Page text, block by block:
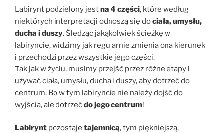
Labirynt podzielony jestna 4 części, które według
niektórych interpretacji odnoszą się dociała, umysłu,
ducha i duszy. Śledząc jakąkolwiek ścieżkę w
labiryncie, widzimy jak regularnie zmienia ona kierunek
i przechodzi przez wszystkie jego części.
Tak jak w życiu, musimy przejść przez różne etapy i
używać ciała, umysłu, ducha i duszy, aby dotrzeć do
centrum. Bo w tym labiryncie nie należy dojść do
wyjścia, ale dotrzećdo jego centrum!
Labirynt pozostaje tajemnicą, tym piękniejszą,